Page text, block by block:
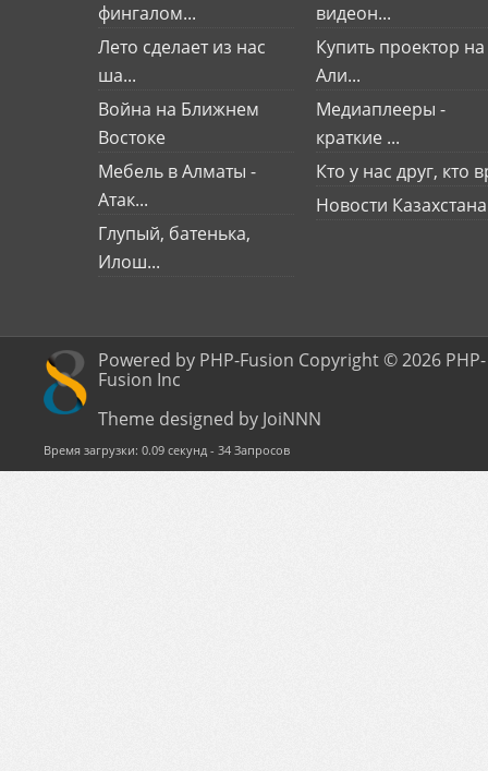
фингалом...
Лето сделает из нас
ша...
Война на Ближнем
Востоке
Мебель в Алматы -
Атак...
Глупый, батенька,
Илош...
видеон...
Купить проектор на
Али...
Медиаплееры -
краткие ...
Кто у нас друг, кто
Новости Казахстана
Powered by PHP-Fusion Copyright © 2026 PHP-
Fusion Inc
Theme designed by JoiNNN
Время загрузки: 0.09 секунд - 34 Запросов